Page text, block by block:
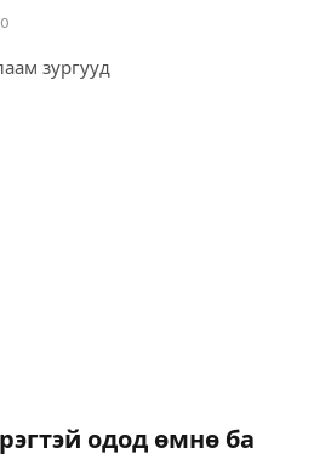
0
зургууд
одод өмнө ба